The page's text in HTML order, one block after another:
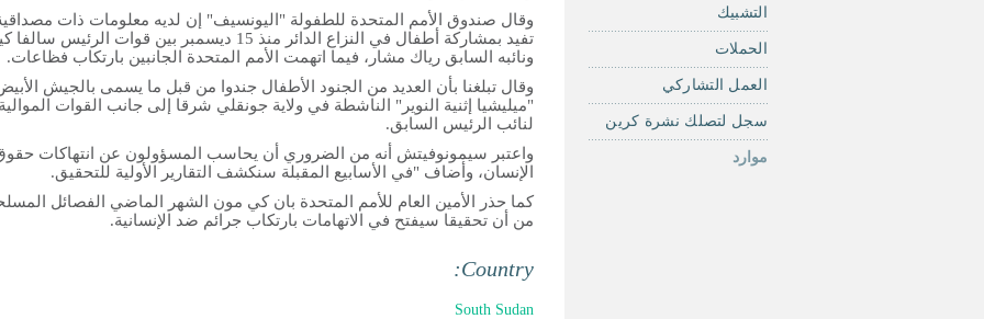
وقال صندوق الأمم المتحدة للطفولة "اليونسيف" إن لديه معلومات ذات
تفيد بمشاركة أطفال في النزاع الدائر منذ 15 ديسمبر بين قوات الرئيس سالفا
ونائبه السابق رياك مشار، فيما اتهمت الأمم المتحدة الجانبين بارتكاب فظاعات.
وقال تبلغنا بأن العديد من الجنود الأطفال جندوا من قبل ما يسمى بالجيش
"ميليشيا إثنية النوير" الناشطة في ولاية جونقلي شرقا إلى جانب القوات الموالية
لنائب الرئيس السابق.
واعتبر سيمونوفيتش أنه من الضروري أن يحاسب المسؤولون عن انتهاكات
الإنسان، وأضاف "في الأسابيع المقبلة سنكشف التقارير الأولية للتحقيق.
كما حذر الأمين العام للأمم المتحدة بان كي مون الشهر الماضي الفصائل
من أن تحقيقا سيفتح في الاتهامات بارتكاب جرائم ضد الإنسانية.
Country:
South Sudan
التشبيك
الحملات
العمل التشاركي
سجل لتصلك نشرة كرين
موارد